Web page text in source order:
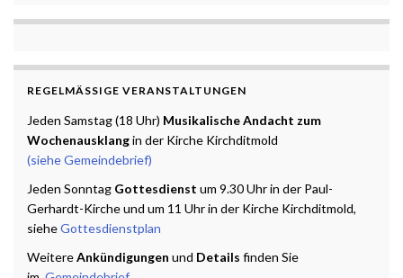
REGELMÄSSIGE VERANSTALTUNGEN
Jeden Samstag (18 Uhr) Musikalische Andacht zum
Wochenausklangin der Kirche Kirchditmold
(siehe Gemeindebrief)
Jeden Sonntag Gottesdienst um 9.30 Uhr in der Paul-
Gerhardt-Kirche und um 11 Uhr in der Kirche Kirchditmold,
sieheGottesdienstplan
WeitereAnkündigungen und Details finden Sie